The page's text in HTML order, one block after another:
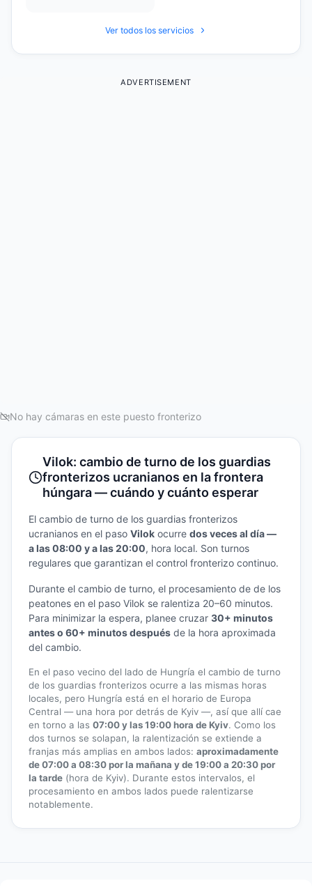
Ver todos los servicios
ADVERTISEMENT
No hay cámaras en este puesto fronterizo
Vilok: cambio de turno de los guardias
fronterizos ucranianos en la frontera
húngara — cuándo y cuánto esperar
El cambio de turno de los guardias fronterizos
ucranianos en el paso Vilok ocurre dos veces al día —
a las 08:00 y a las 20:00, hora local. Son turnos
regulares que garantizan el control fronterizo continuo.
Durante el cambio de turno, el procesamiento de de los
peatones en el paso Vilok se ralentiza 20–60 minutos.
Para minimizar la espera, planee cruzar 30+ minutos
antes o 60+ minutos después de la hora aproximada
del cambio.
En el paso vecino del lado de Hungría el cambio de turno
de los guardias fronterizos ocurre a las mismas horas
locales, pero Hungría está en el horario de Europa
Central — una hora por detrás de Kyiv —, así que allí cae
en torno a las 07:00 y las 19:00 hora de Kyiv. Como los
dos turnos se solapan, la ralentización se extiende a
franjas más amplias en ambos lados: aproximadamente
de 07:00 a 08:30 por la mañana y de 19:00 a 20:30 por
la tarde (hora de Kyiv). Durante estos intervalos, el
procesamiento en ambos lados puede ralentizarse
notablemente.